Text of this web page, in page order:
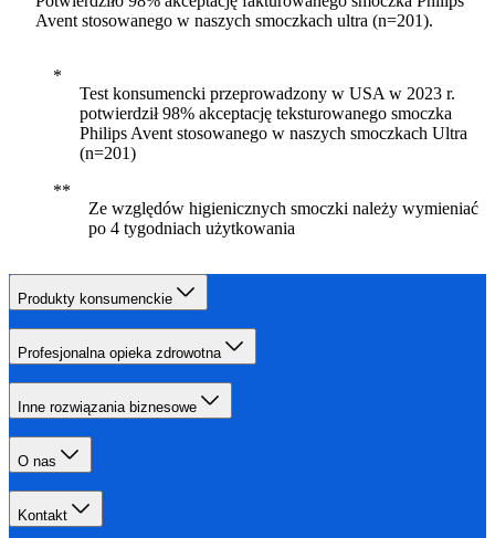
Avent stosowanego w naszych smoczkach ultra (n=201).
Test konsumencki przeprowadzony w USA w 2023 r.
potwierdził 98% akceptację teksturowanego smoczka
Philips Avent stosowanego w naszych smoczkach Ultra
(n=201)
Ze względów higienicznych smoczki należy wymieniać
po 4 tygodniach użytkowania
Produkty konsumenckie
Profesjonalna opieka zdrowotna
Inne rozwiązania biznesowe
O nas
Kontakt